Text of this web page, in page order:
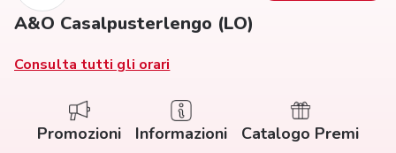
A&O Casalpusterlengo (LO)
Consulta tutti gli orari
Promozioni Informazioni Catalogo Premi